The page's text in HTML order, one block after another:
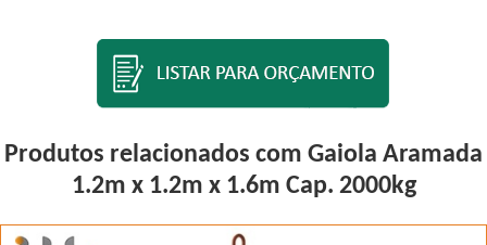
Produtos relacionados com Gaiola Aramada
1.2m x 1.2m x 1.6m Cap. 2000kg